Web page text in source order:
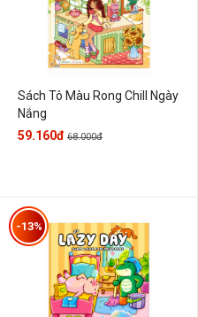
Sách Tô Màu Rong Chill Ngày
Nắng
59.160đ 68.000đ
-13%